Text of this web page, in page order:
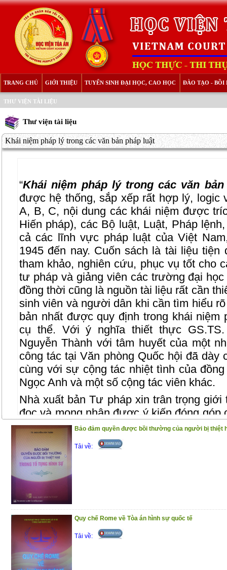
TRANG CHỦ GIỚI THIỆU TUYỂN SINH ĐẠI HỌC, CAO HỌC ĐÀO TẠO - BỒI
THƯ VIỆN TÀI LIỆU
Thư viện tài liệu
Khái niệm pháp lý trong các văn bản pháp luật
“Khái niệm pháp lý trong các văn
được hệ thống, sắp xếp rất hợp lý, logic
A, B, C, nội dung các khái niệm được
Hiến pháp), các Bộ luật, Luật, Pháp
cả các lĩnh vực pháp luật của Việt
1945 đến nay. Cuốn sách là tài liệu
tham khảo, nghiên cứu, phục vụ tốt cho
tư pháp và giảng viên các trường đại
đồng thời cũng là nguồn tài liệu rất cần
sinh viên và người dân khi cần tìm hiểu
bản nhất được quy định trong khái
cụ thể. Với ý nghĩa thiết thực
Nguyễn Thành với tâm huyết của một
công tác tại Văn phòng Quốc hội đã dày
cùng với sự cộng tác nhiệt tình của
Ngọc Anh và một số cộng tác viên khác.
Nhà xuất bản Tư pháp xin trân trọng giới
đọc và mong nhận được ý kiến đóng góp
được hoàn thiện hơn trong lần tái bản
Bảo đảm quyền được bồi thường của người bị thiệt
Tải về:
Quy chế Rome về Tòa án hình sự quốc tế
Tải về: